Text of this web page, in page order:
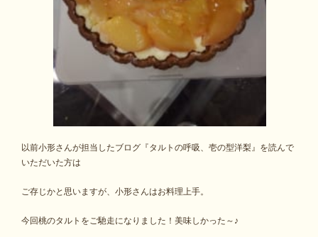
以前小形さんが担当したブログ『タルトの呼吸、壱の型洋梨』を読んで
いただいた方は
ご存じかと思いますが、小形さんはお料理上手。
今回桃のタルトをご馳走になりました！美味しかった～♪